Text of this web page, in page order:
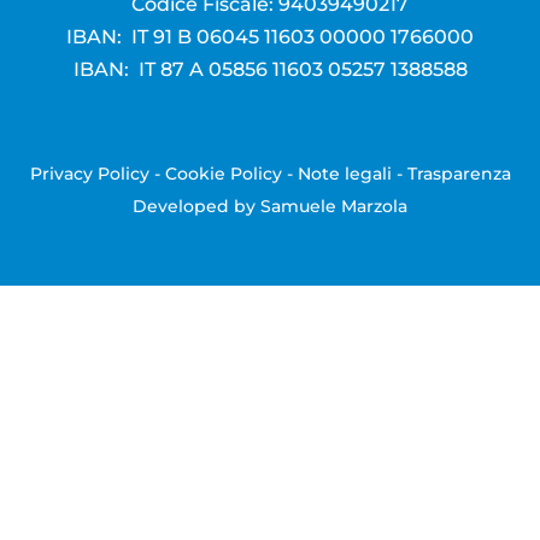
Codice Fiscale: 94039490217
IBAN: IT 91 B 06045 11603 00000 1766000
IBAN: IT 87 A 05856 11603 05257 1388588
Privacy Policy- Cookie Policy- Note legali - Trasparenza
Developed by Samuele Marzola